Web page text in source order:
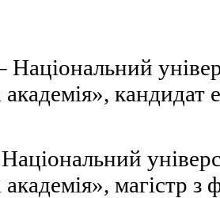
Національний
кандидат
магістр з